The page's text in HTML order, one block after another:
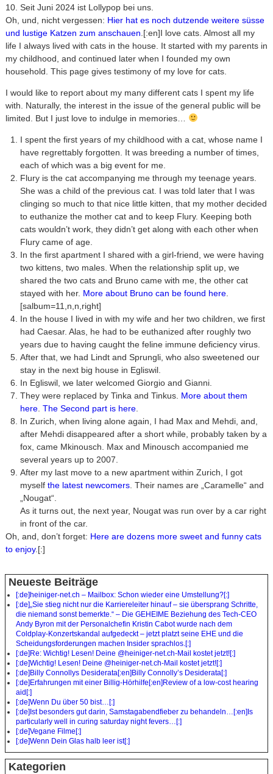
Seit Juni 2024 ist Lollypop bei uns.
Oh, und, nicht vergessen: Hier hat es noch dutzende weitere süsse
und lustige Katzen zum anschauen .[:en]I love cats. Almost all my
life I always lived with cats in the house. It started with my parents in
my childhood, and continued later when I founded my own
household. This page gives testimony of my love for cats.
I would like to report about my many different cats I spent my life
with. Naturally, the interest in the issue of the general public will be
limited. But I just love to indulge in memories…
I spent the first years of my childhood with a cat, whose name I
have regrettably forgotten. It was breeding a number of times,
each of which was a big event for me.
Flury is the cat accompanying me through my teenage years.
She was a child of the previous cat. I was told later that I was
clinging so much to that nice little kitten, that my mother decided
to euthanize the mother cat and to keep Flury. Keeping both
cats wouldn’t work, they didn’t get along with each other when
Flury came of age.
In the first apartment I shared with a girl-friend, we were having
two kittens, two males. When the relationship split up, we
shared the two cats and Bruno came with me, the other cat
stayed with her. More about Bruno can be found here
[salbum=11,n,n,right]
In the house I lived in with my wife and her two children, we first
had Caesar. Alas, he had to be euthanized after roughly two
years due to having caught the feline immune deficiency virus.
After that, we had Lindt and Sprungli, who also sweetened our
stay in the next big house in Egliswil.
In Egliswil, we later welcomed Giorgio and Gianni.
They were replaced by Tinka and Tinkus. More about them
here .The Second part is here
In Zurich, when living alone again, I had Max and Mehdi, and,
after Mehdi disappeared after a short while, probably taken by a
fox, came Mkinousch. Max and Minousch accompanied me
several years up to 2007.
After my last move to a new apartment within Zurich, I got
myselfthe latest newcomers . Their names are „Caramelle“ and
„Nougat“.
As it turns out, the next year, Nougat was run over by a car right
in front of the car.
Oh, and, don’t forget: Here are dozens more sweet and funny cats
to enjoy.[:]
Neueste Beiträge
[:de]heiniger-net.ch – Mailbox: Schon wieder eine Umstellung?[:]
[:de]„Sie stieg nicht nur die Karriereleiter hinauf – sie übersprang Schritte,
die niemand sonst bemerkte.“ – Die GEHEIME Beziehung des Tech-CEO
Andy Byron mit der Personalchefin Kristin Cabot wurde nach dem
Coldplay-Konzertskandal aufgedeckt – jetzt platzt seine EHE und die
Scheidungsforderungen machen Insider sprachlos.[:]
[:de]Re: Wichtig! Lesen! Deine @heiniger-net.ch-Mail kostet jetzt![:]
[:de]Wichtig! Lesen! Deine @heiniger-net.ch-Mail kostet jetzt![:]
[:de]Billy Connollys Desiderata[:en]Billy Connolly’s Desiderata[:]
[:de]Erfahrungen mit einer Billig-Hörhilfe[:en]Review of a low-cost hearing
aid[:]
[:de]Wenn Du über 50 bist…[:]
[:de]Ist besonders gut darin, Samstagabendfieber zu behandeln…[:en]Is
particularly well in curing saturday night fevers…[:]
[:de]Vegane Filme[:]
[:de]Wenn Dein Glas halb leer ist[:]
Kategorien